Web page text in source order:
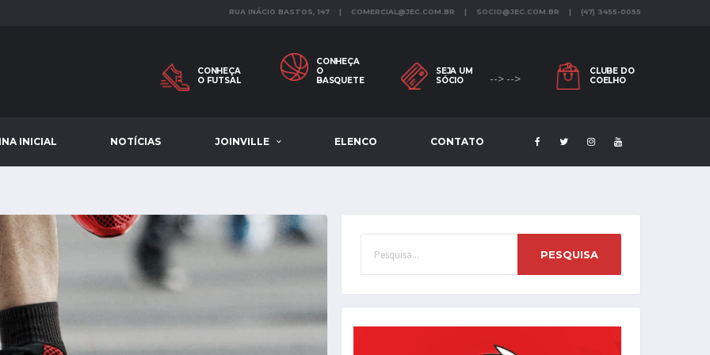
RUA INÁCIO BASTOS, 147 | COMERCIAL@JEC.COM.BR | SOCIO@JEC.COM.BR | (47) 3455-0055
CONHEÇA
O FUTSAL
CONHEÇA
O
BASQUETE
SEJA UM
SÓCIO
--> -->
CLUBE DO
COELHO
INICIAL NOTÍCIAS JOINVILLE ELENCO CONTATO
PESQUISA